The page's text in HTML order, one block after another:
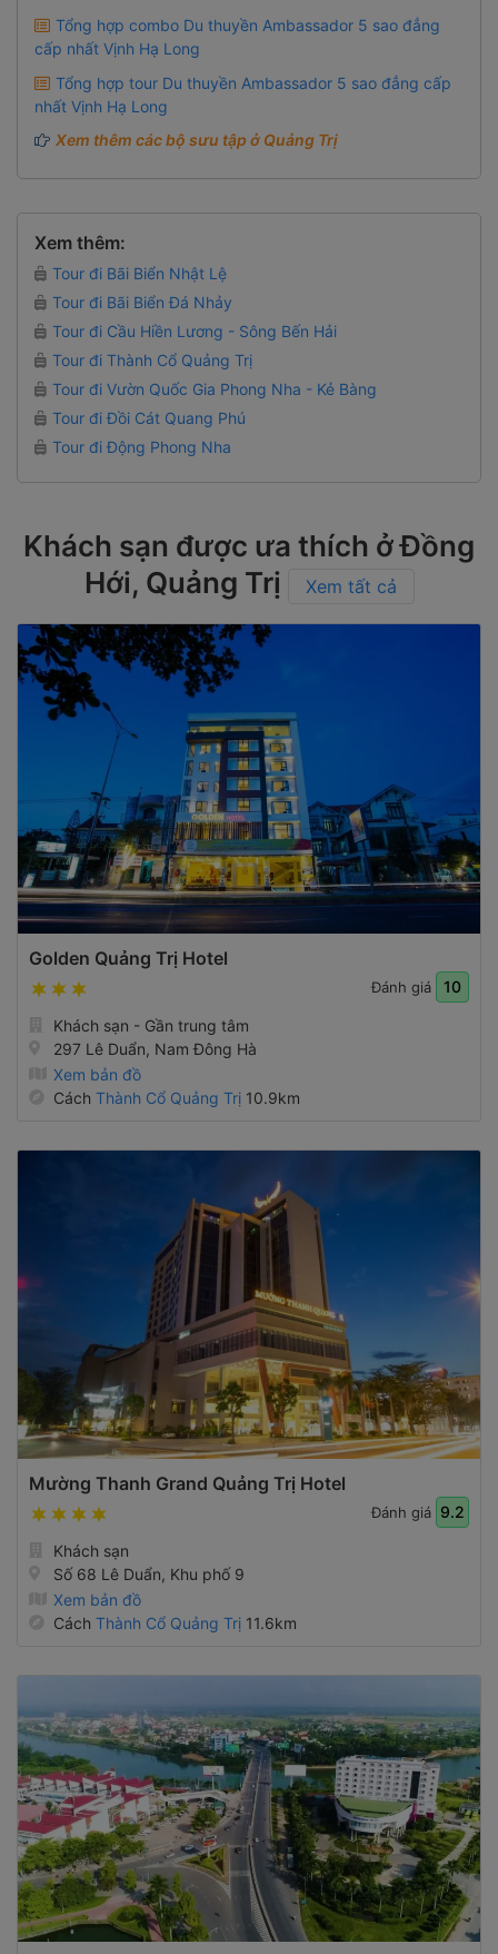
Tổng hợp combo Du thuyền Ambassador 5 sao đẳng
cấp nhất Vịnh Hạ Long
Tổng hợp tour Du thuyền Ambassador 5 sao đẳng cấp
nhất Vịnh Hạ Long
Xem thêm các bộ sưu tập ở Quảng Trị
Xem thêm:
Tour đi Bãi Biển Nhật Lệ
Tour đi Bãi Biển Đá Nhảy
Tour đi Cầu Hiền Lương - Sông Bến Hải
Tour đi Thành Cổ Quảng Trị
Tour đi Vườn Quốc Gia Phong Nha - Kẻ Bàng
Tour đi Đồi Cát Quang Phú
Tour đi Động Phong Nha
Khách sạn được ưa thích ở Đồng
Hới, Quảng Trị
Xem tất cả
Golden Quảng Trị Hotel
Đánh giá 10
Khách sạn - Gần trung tâm
297 Lê Duẩn, Nam Đông Hà
Xem bản đồ
Cách Thành Cổ Quảng Trị 10.9km
Mường Thanh Grand Quảng Trị Hotel
Đánh giá 9.2
Khách sạn
Số 68 Lê Duẩn, Khu phố 9
Xem bản đồ
Cách Thành Cổ Quảng Trị 11.6km